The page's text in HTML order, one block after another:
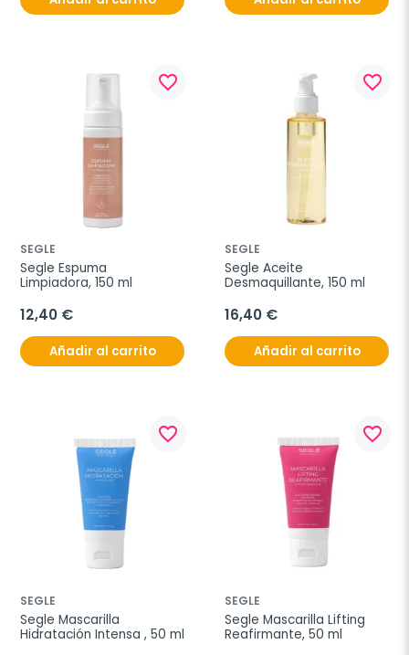
favorite_border
SEGLE
Segle Espuma
Limpiadora, 150 ml
12,40 €
Añadir al carrito
favorite_border
SEGLE
Segle Aceite
Desmaquillante, 150 ml
16,40 €
Añadir al carrito
favorite_border
SEGLE
Segle Mascarilla
Hidratación Intensa , 50 ml
favorite_border
SEGLE
Segle Mascarilla Lifting
Reafirmante, 50 ml